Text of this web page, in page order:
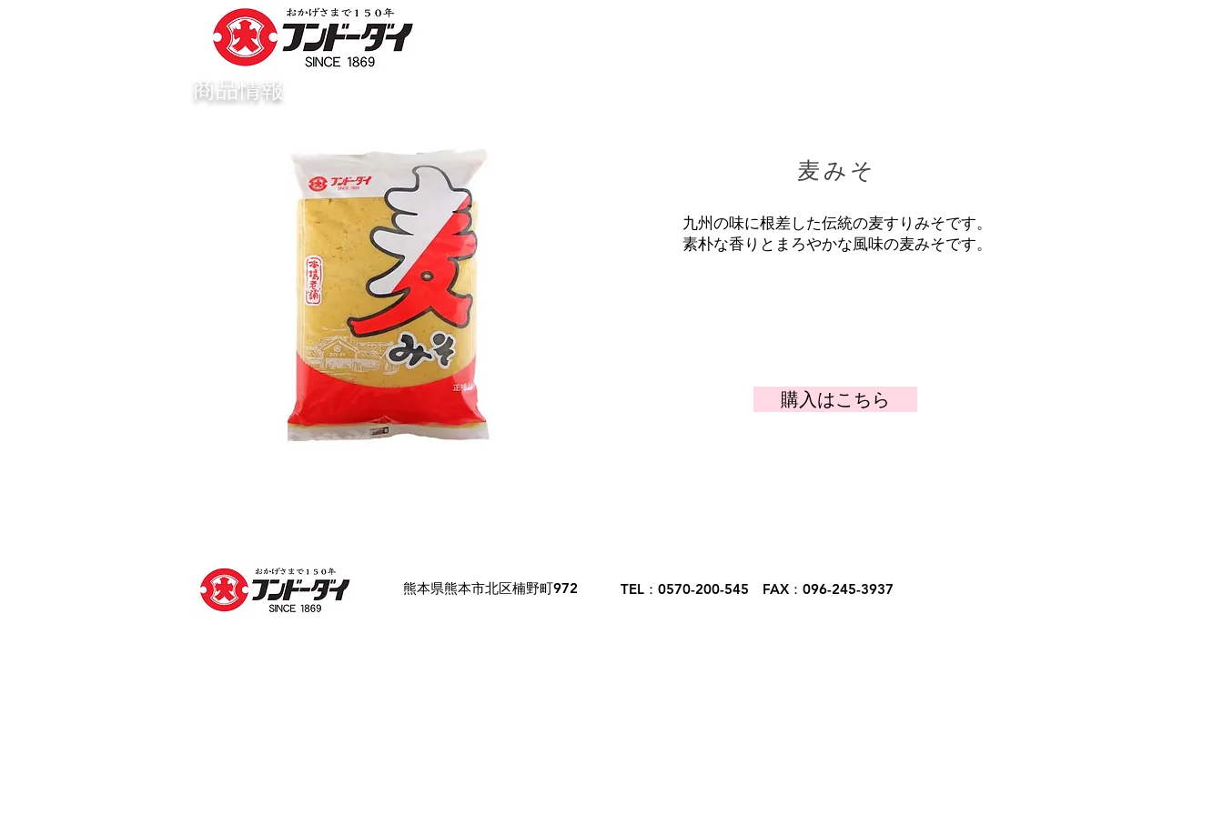
​商品情報
麦みそ
九州の味に根差した伝統の麦すりみそです。
素朴な香りとまろやかな風味の麦みそです。
購入はこちら
熊本県熊本市北区楠野町972 TEL：0570-200-545 FAX：096-245-3937